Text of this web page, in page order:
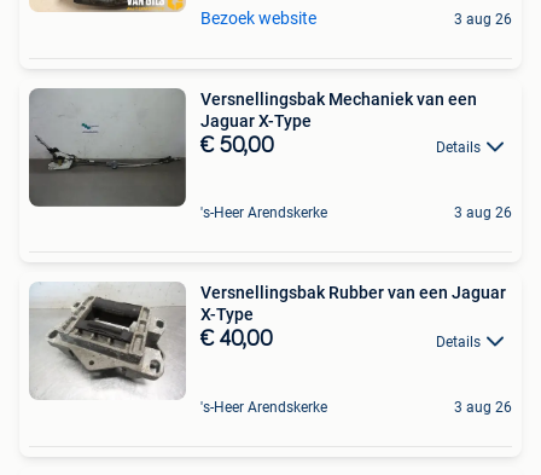
Bezoek website 3 aug 26
Versnellingsbak Mechaniek van een
Jaguar X-Type
€ 50,00 Details
's-Heer Arendskerke 3 aug 26
Versnellingsbak Rubber van een Jaguar
X-Type
€ 40,00 Details
's-Heer Arendskerke 3 aug 26